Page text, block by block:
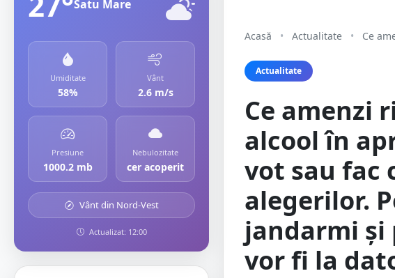
Satu Mare
Umiditate
58%
Vânt
2.6 m/s
Presiune
1000.2 mb
Nebulozitate
cer acoperit
Vânt din Nord-Vest
Actualizat: 12:00
Acasă • Actualitate • Ce
Actualitate
Ce amenzi
alcool în
vot sau fac
alegerilor.
jandarmi și
vor fi la